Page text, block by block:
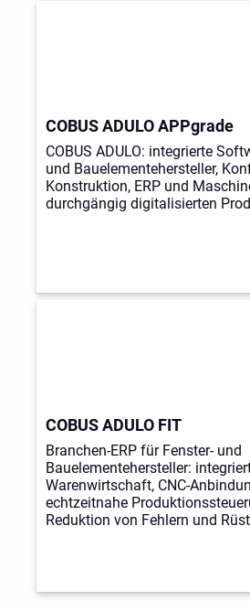
COBUS ADULO APPgrade
COBUS ADULO: integrierte
und Bauelementehersteller,
Konstruktion, ERP und
durchgängig digitalisierten
COBUS ADULO FIT
Branchen-ERP für Fenster- und
Bauelementehersteller:
Warenwirtschaft, CNC-
echtzeitnahe
Reduktion von Fehlern und